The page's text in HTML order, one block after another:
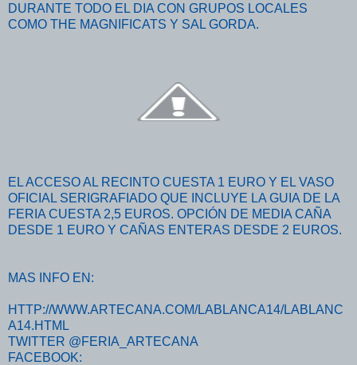
DURANTE TODO EL DIA CON GRUPOS LOCALES
COMO THE MAGNIFICATS Y SAL GORDA.
EL ACCESO AL RECINTO CUESTA 1 EURO Y EL VASO
OFICIAL SERIGRAFIADO QUE INCLUYE LA GUIA DE LA
FERIA CUESTA 2,5 EUROS. OPCIÓN DE MEDIA CAÑA
DESDE 1 EURO Y CAÑAS ENTERAS DESDE 2 EUROS.
MAS INFO EN:
HTTP://WWW.ARTECANA.COM/LABLANCA14/LABLANC
A14.HTML
TWITTER @FERIA_ARTECANA
FACEBOOK: